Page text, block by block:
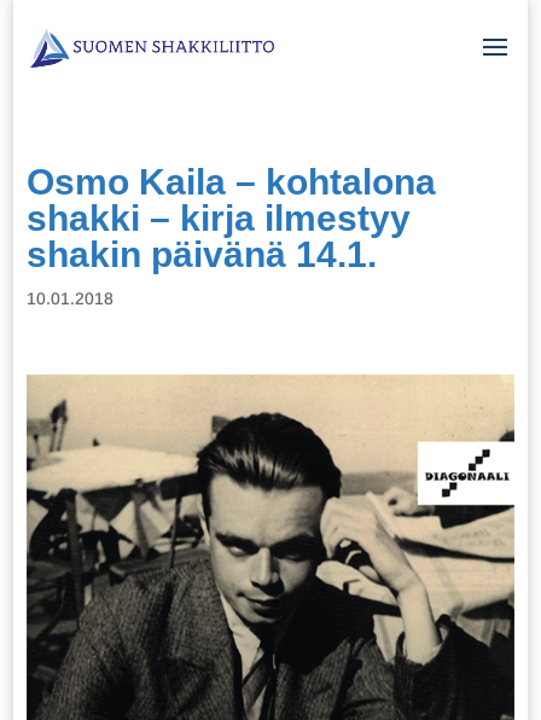
Osmo Kaila – kohtalona
shakki – kirja ilmestyy
shakin päivänä 14.1.
10.01.2018